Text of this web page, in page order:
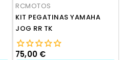
RCMOTOS
KIT PEGATINAS YAMAHA
JOG RR TK
75,00 €